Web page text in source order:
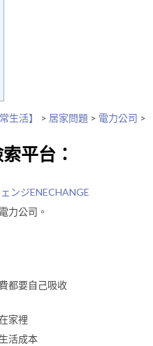
生活】 > 居家問題 > 電力公司 >
平台：
ンジENECHANGE
力公司。
都要自己吸收
家裡
活成本